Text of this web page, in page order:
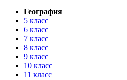
География
5 класс
6 класс
7 класс
8 класс
9 класс
10 класс
11 класс